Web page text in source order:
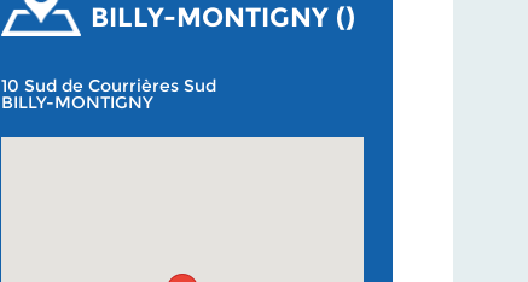
BILLY-MONTIGNY ()
10 Sud de Courrières Sud
BILLY-MONTIGNY